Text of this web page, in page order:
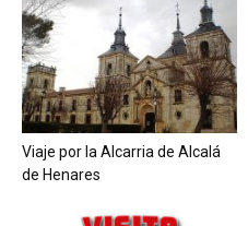
Viaje por la Alcarria de Alcalá
de Henares